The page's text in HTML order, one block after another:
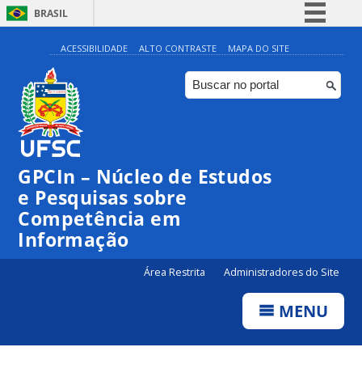
BRASIL
Simplifique!
Comunica BR
Participe
Canais
ACESSIBILIDADE ALTO CONTRASTE MAPA DO SITE
GPCIn – Núcleo de Estudos
e Pesquisas sobre
Competência em
Informação
Área Restrita Administradores do Site
MENU